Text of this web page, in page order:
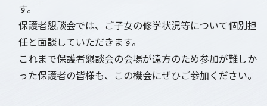
す。
保護者懇談会では、ご子女の修学状況等について個別担
任と面談していただきます。
これまで保護者懇談会の会場が遠方のため参加が難しか
った保護者の皆様も、この機会にぜひご参加ください。